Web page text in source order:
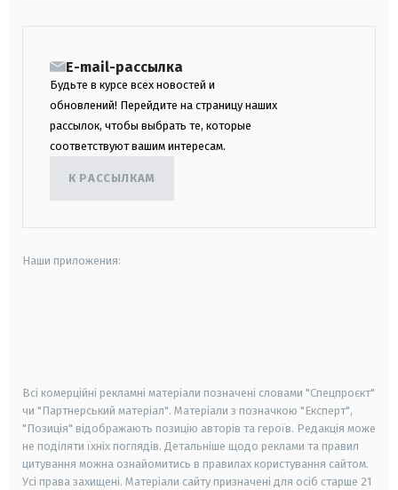
E-mail-рассылка
Будьте в курсе всех новостей и
обновлений! Перейдите на страницу наших
рассылок, чтобы выбрать те, которые
соответствуют вашим интересам.
К РАССЫЛКАМ
Наши приложения:
Всі комерційні рекламні матеріали позначені словами "Спецпроєкт"
чи "Партнерський матеріал". Матеріали з позначкою "Експерт",
"Позиція" відображають позицію авторів та героїв. Редакція може
не поділяти їхніх поглядів. Детальніше щодо реклами та правил
цитування можна ознайомитись в правилах користування сайтом.
Усі права захищені. Матеріали сайту призначені для осіб старше 21